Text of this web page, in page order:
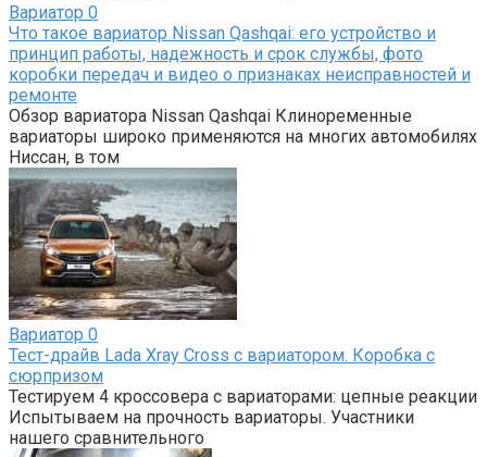
Вариатор 0
Что такое вариатор Nissan Qashqai: его устройство и
принцип работы, надежность и срок службы, фото
коробки передач и видео о признаках неисправностей и
ремонте
Обзор вариатора Nissan Qashqai Клиноременные
вариаторы широко применяются на многих автомобилях
Ниссан, в том
Вариатор 0
Тест-драйв Lada Xray Cross с вариатором. Коробка с
сюрпризом
Тестируем 4 кроссовера с вариаторами: цепные реакции
Испытываем на прочность вариаторы. Участники
нашего сравнительного